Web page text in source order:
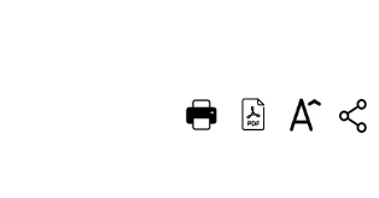
DEUTSCH